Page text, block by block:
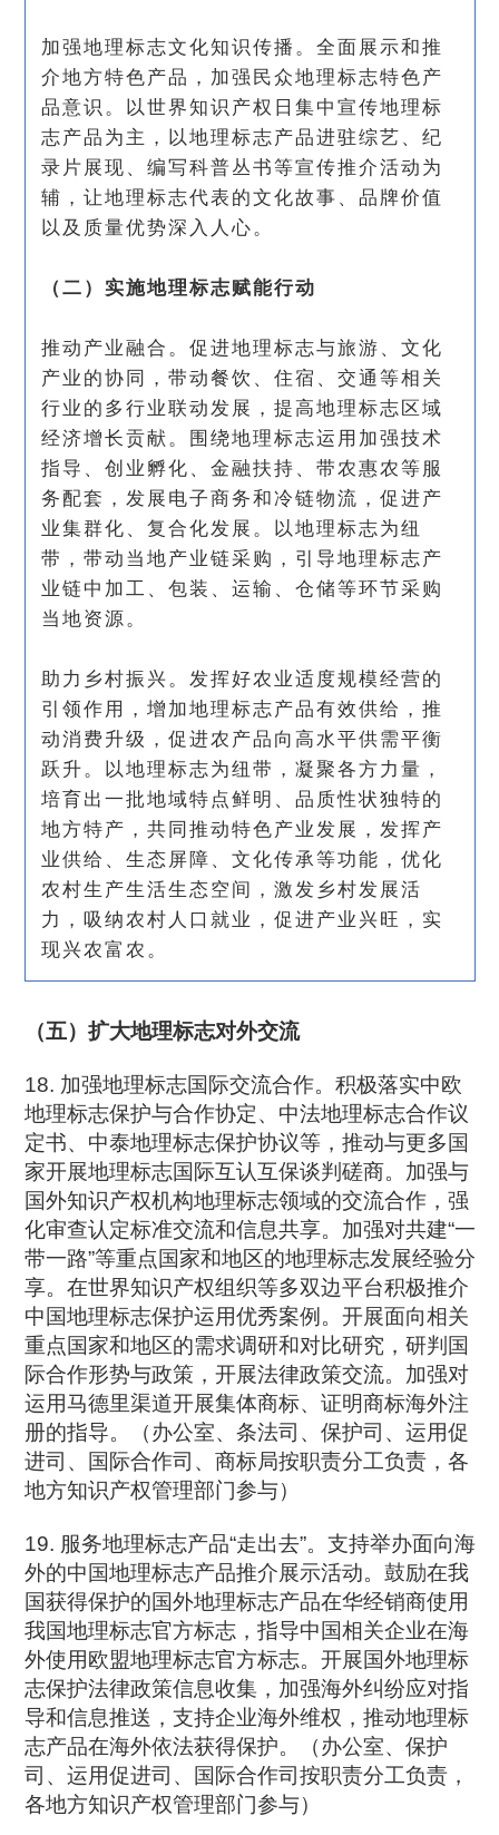
加强地理标志文化知识传播。全面展示和推
介地方特色产品，加强民众地理标志特色产
品意识。以世界知识产权日集中宣传地理标
志产品为主，以地理标志产品进驻综艺、纪
录片展现、编写科普丛书等宣传推介活动为
辅，让地理标志代表的文化故事、品牌价值
以及质量优势深入人心。
（二）实施地理标志赋能行动
推动产业融合。促进地理标志与旅游、文化
产业的协同，带动餐饮、住宿、交通等相关
行业的多行业联动发展，提高地理标志区域
经济增长贡献。围绕地理标志运用加强技术
指导、创业孵化、金融扶持、带农惠农等服
务配套，发展电子商务和冷链物流，促进产
业集群化、复合化发展。以地理标志为纽
带，带动当地产业链采购，引导地理标志产
业链中加工、包装、运输、仓储等环节采购
当地资源。
助力乡村振兴。发挥好农业适度规模经营的
引领作用，增加地理标志产品有效供给，推
动消费升级，促进农产品向高水平供需平衡
跃升。以地理标志为纽带，凝聚各方力量，
培育出一批地域特点鲜明、品质性状独特的
地方特产，共同推动特色产业发展，发挥产
业供给、生态屏障、文化传承等功能，优化
农村生产生活生态空间，激发乡村发展活
力，吸纳农村人口就业，促进产业兴旺，实
现兴农富农。
（五）扩大地理标志对外交流
18. 加强地理标志国际交流合作。积极落实中欧
地理标志保护与合作协定、中法地理标志合作议
定书、中泰地理标志保护协议等，推动与更多国
家开展地理标志国际互认互保谈判磋商。加强与
国外知识产权机构地理标志领域的交流合作，强
化审查认定标准交流和信息共享。加强对共建“一
带一路”等重点国家和地区的地理标志发展经验分
享。在世界知识产权组织等多双边平台积极推介
中国地理标志保护运用优秀案例。开展面向相关
重点国家和地区的需求调研和对比研究，研判国
际合作形势与政策，开展法律政策交流。加强对
运用马德里渠道开展集体商标、证明商标海外注
册的指导。（办公室、条法司、保护司、运用促
进司、国际合作司、商标局按职责分工负责，各
地方知识产权管理部门参与）
19. 服务地理标志产品“走出去”。支持举办面向海
外的中国地理标志产品推介展示活动。鼓励在我
国获得保护的国外地理标志产品在华经销商使用
我国地理标志官方标志，指导中国相关企业在海
外使用欧盟地理标志官方标志。开展国外地理标
志保护法律政策信息收集，加强海外纠纷应对指
导和信息推送，支持企业海外维权，推动地理标
志产品在海外依法获得保护。（办公室、保护
司、运用促进司、国际合作司按职责分工负责，
各地方知识产权管理部门参与）